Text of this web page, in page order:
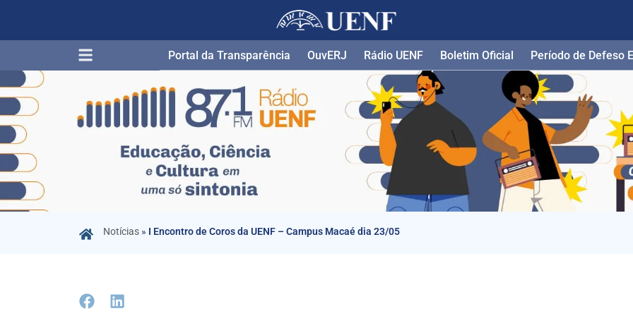
Portal da Transparência​ OuvERJ Rádio UENF Boletim Oficial Período de Defeso
Notícias » I Encontro de Coros da UENF – Campus Macaé dia 23/05